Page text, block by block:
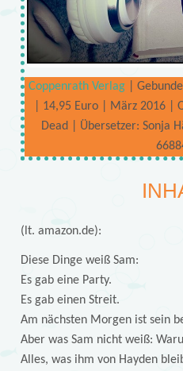
Coppenrath Verlag |
| 14,95 Euro | März 2016 |
Dead | Übersetzer: Sonja
(lt. amazon.de):
Diese Dinge weiß Sam:
Es gab eine Party.
Es gab einen Streit.
Am nächsten Morgen ist sein
Aber was Sam nicht weiß:
Alles, was ihm von Hayden